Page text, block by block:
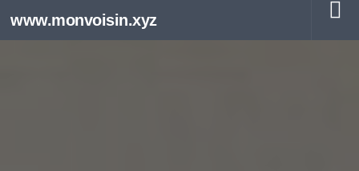
Au dessous du contenu
www.monvoisin.xyz